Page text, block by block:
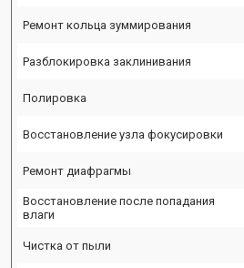
Ремонт кольца зуммирования
Разблокировка заклинивания
Полировка
Восстановление узла фокусировки
Ремонт диафрагмы
Восстановление после попадания
влаги
Чистка от пыли